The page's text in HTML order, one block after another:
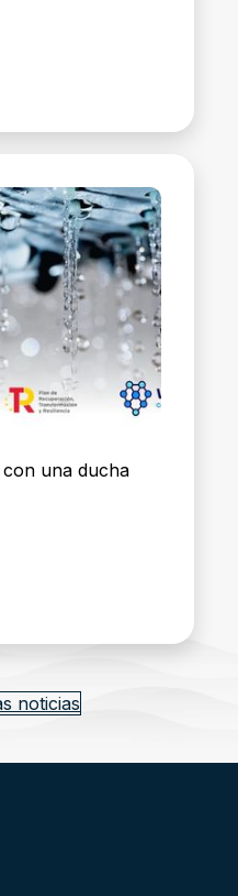
una ducha
noticias